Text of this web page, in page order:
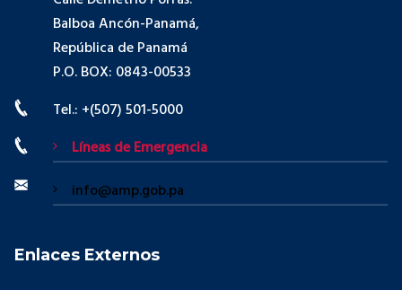
Balboa Ancón-Panamá,
República de Panamá
P.O. BOX: 0843-00533
Tel.: +(507) 501-5000
Líneas de Emergencia
info@amp.gob.pa
Enlaces Externos